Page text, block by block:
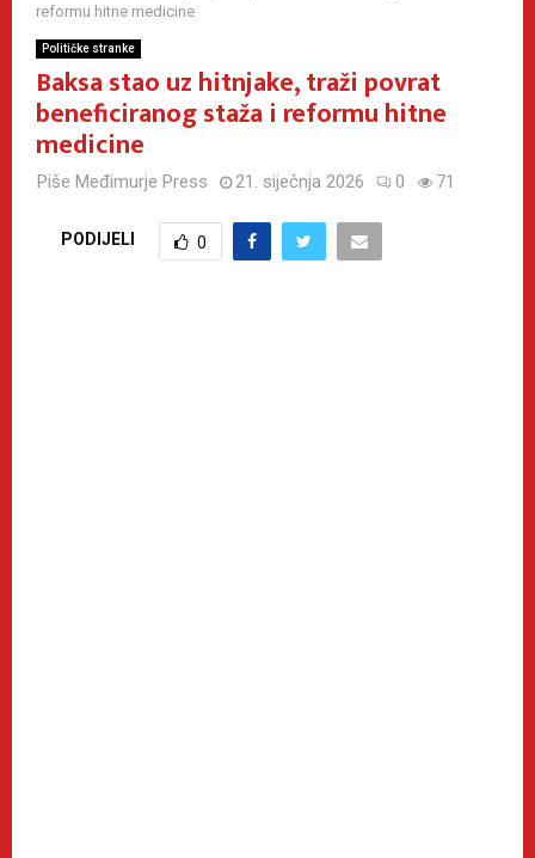
reformu hitne medicine
Političke stranke
Baksa stao uz hitnjake, traži povrat
beneficiranog staža i reformu hitne
medicine
Piše Međimurje Press 21. siječnja 2026 0 71
PODIJELI 0